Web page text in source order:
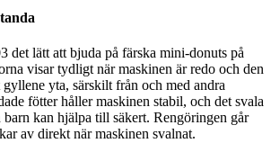
det lätt att bjuda på färska mini-donuts på
visar tydligt när maskinen är redo och den
yta, särskilt från och med andra
fötter håller maskinen stabil, och det svala
barn kan hjälpa till säkert. Rengöringen går
av direkt när maskinen svalnat.